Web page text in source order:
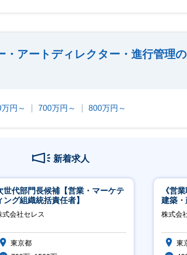
アートディレクター・進行管理
円～ 700万円～ 800万円～
新着求人
世代部門長候補【営業・マーケテ
ング組織統括責任者】
式会社セレス
東京都
《営
建築
│年休
株式会
東